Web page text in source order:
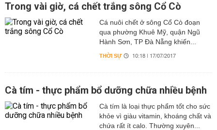
Trong vài giờ, cá chết trắng sông Cổ Cò
Cá nuôi chết ở sông Cổ Cò đoạn
qua phường Khuê Mỹ, quận Ngũ
Hành Sơn, TP Đà Nẵng khiến...
THỜI SỰ 10:18 | 17/07/2017
Cà tím - thực phẩm bổ dưỡng chữa nhiều bệnh
Cà tím là loại thực phẩm tốt cho sức
khỏe vì giàu vitamin, khoáng chất và
chứa rất ít calo. Thường xuyên...